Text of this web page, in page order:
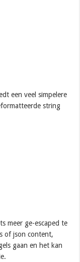
een veel simpelere
string
meer ge-escaped te
of json content,
gaan en het kan